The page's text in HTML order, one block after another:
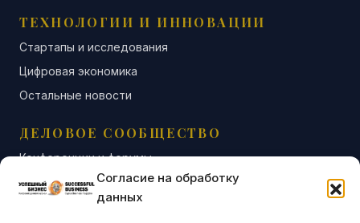
Согласие на обработку
данных
ТЕХНОЛОГИИ И ИННОВАЦИИ
Стартапы и исследования
Цифровая экономика
Остальные новости
ДЕЛОВОЕ СООБЩЕСТВО
Конференции и форумы
Бизнес-клубы и ассоциации
Остальные новости